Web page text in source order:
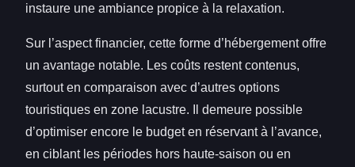
instaure une ambiance propice à la relaxation.
Sur l’aspect financier, cette forme d’hébergement offre
un avantage notable. Les coûts restent contenus,
surtout en comparaison avec d’autres options
touristiques en zone lacustre. Il demeure possible
d’optimiser encore le budget en réservant à l’avance,
en ciblant les périodes hors haute-saison ou en